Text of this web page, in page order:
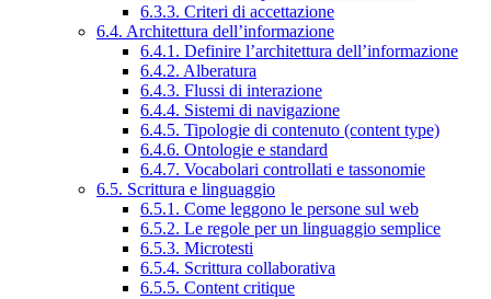
6.3.3. Criteri di accettazione
6.4. Architettura dell’informazione
6.4.1. Definire l’architettura dell’informazione
6.4.2. Alberatura
6.4.3. Flussi di interazione
6.4.4. Sistemi di navigazione
6.4.5. Tipologie di contenuto (content type)
6.4.6. Ontologie e standard
6.4.7. Vocabolari controllati e tassonomie
6.5. Scrittura e linguaggio
6.5.1. Come leggono le persone sul web
6.5.2. Le regole per un linguaggio semplice
6.5.3. Microtesti
6.5.4. Scrittura collaborativa
6.5.5. Content critique